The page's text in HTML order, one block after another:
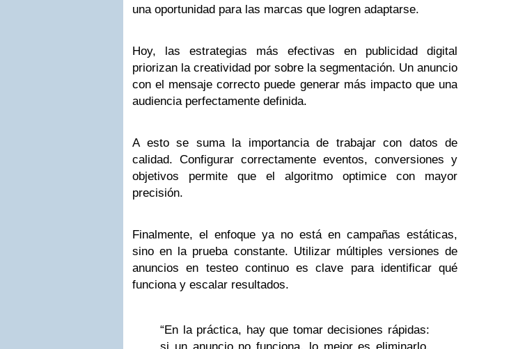
una oportunidad para las marcas que logren adaptarse.
Hoy, las estrategias más efectivas en publicidad digital
priorizan la creatividad por sobre la segmentación. Un anuncio
con el mensaje correcto puede generar más impacto que una
audiencia perfectamente definida.
A esto se suma la importancia de trabajar con datos de
calidad. Configurar correctamente eventos, conversiones y
objetivos permite que el algoritmo optimice con mayor
precisión.
Finalmente, el enfoque ya no está en campañas estáticas,
sino en la prueba constante. Utilizar múltiples versiones de
anuncios en testeo continuo es clave para identificar qué
funciona y escalar resultados.
“En la práctica, hay que tomar decisiones rápidas: